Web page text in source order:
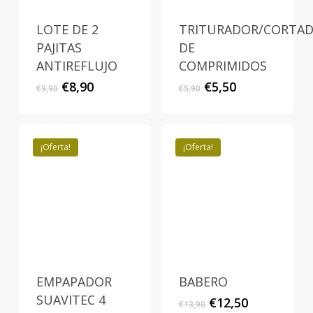
LOTE DE 2
PAJITAS
ANTIREFLUJO
€9,90 El
€9,90.
€8,90El
TRITURADOR/
DE
COMPRIMIDOS
€5,90 El
€5,90.
€5,50El
¡Oferta!
EMPAPADOR
SUAVITEC 4
¡Oferta!
BABERO
€13,90 El
€12,50El